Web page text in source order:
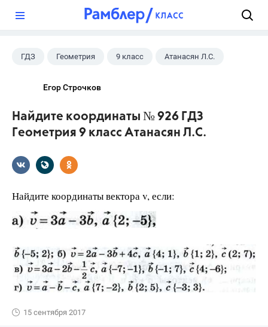
ГДЗ Геометрия 9 класс Атанасян Л.С.
Егор Строчков
Найдите координаты № 926 ГДЗ
Геометрия 9 класс Атанасян Л.С.
Найдите координаты вектора v, если:
15 сентября 2017